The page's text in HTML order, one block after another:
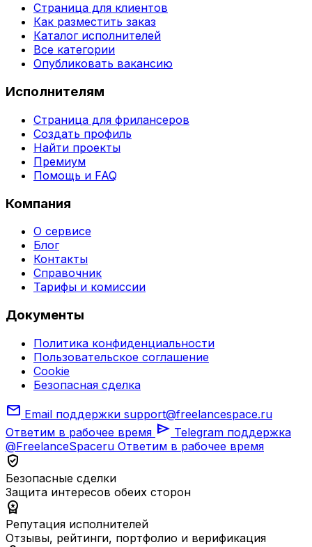
Страница для клиентов
Как разместить заказ
Каталог исполнителей
Все категории
Опубликовать вакансию
Исполнителям
Страница для фрилансеров
Создать профиль
Найти проекты
Премиум
Помощь и FAQ
Компания
О сервисе
Блог
Контакты
Справочник
Тарифы и комиссии
Документы
Политика конфиденциальности
Пользовательское соглашение
Cookie
Безопасная сделка
mail Email поддержки support@freelancespace.ru
Ответим в рабочее время send Telegram поддержка
@FreelanceSpaceru Ответим в рабочее время
verified_user
Безопасные сделки
Защита интересов обеих сторон
workspace_premium
Репутация исполнителей
Отзывы, рейтинги, портфолио и верификация